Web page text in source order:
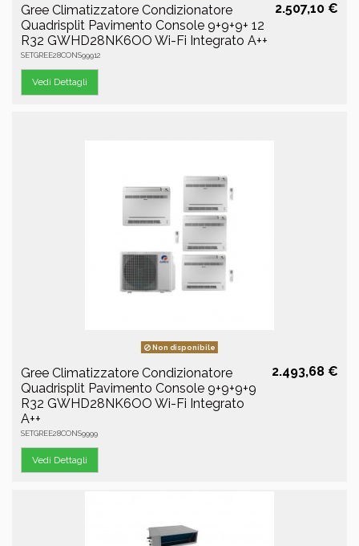
Gree Climatizzatore Condizionatore
Quadrisplit Pavimento Console 9+9+9+ 12
R32 GWHD28NK6OO Wi-Fi Integrato A++
SETGREE28CONS99912
2.507,10 €
Vedi Dettagli
Non disponibile
Gree Climatizzatore Condizionatore
Quadrisplit Pavimento Console 9+9+9+9
R32 GWHD28NK6OO Wi-Fi Integrato
A++
SETGREE28CONS9999
2.493,68 €
Vedi Dettagli